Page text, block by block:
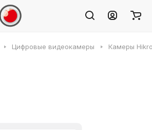
Цифровые видеокамеры Камеры